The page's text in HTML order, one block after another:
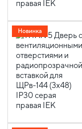
Новинка